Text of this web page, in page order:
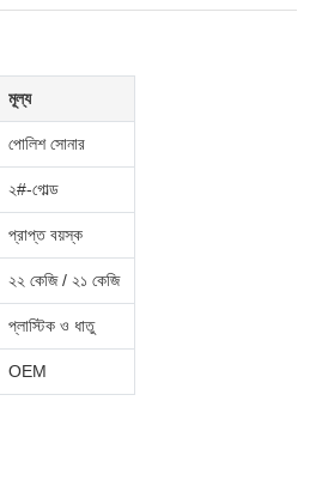
মূল্য
পোলিশ সোনার
২#-গোল্ড
প্রাপ্ত বয়স্ক
২২ কেজি / ২১ কেজি
প্লাস্টিক ও ধাতু
OEM